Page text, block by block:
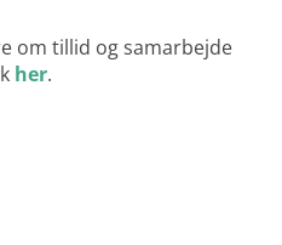
om tillid og samarbejde
her.